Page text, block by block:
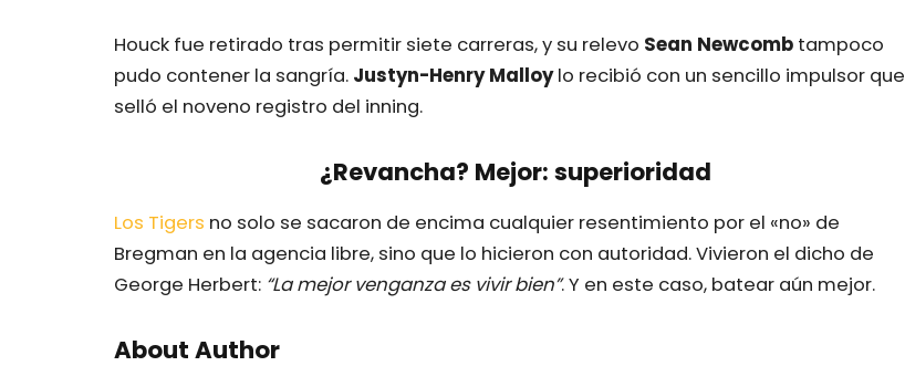
Houck fue retirado tras permitir siete carreras, y su relevo Sean Newcomb tampoco
pudo contener la sangría. Justyn-Henry Malloylo recibió con un sencillo impulsor que
selló el noveno registro del inning.
¿Revancha? Mejor: superioridad
Los Tigers no solo se sacaron de encima cualquier resentimiento por el «no» de
Bregman en la agencia libre, sino que lo hicieron con autoridad. Vivieron el dicho de
George Herbert: “La mejor venganza es vivir bien”. Y en este caso, batear aún mejor.
About Author